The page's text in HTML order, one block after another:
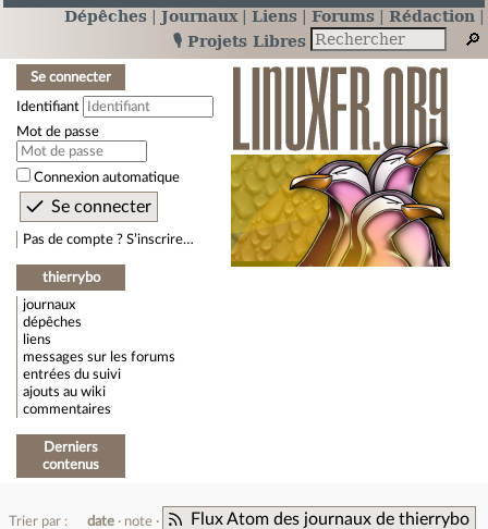
Dépêches Journaux Liens Forums
Rédaction
🎙️ Projets Libres
Se connecter
Identifiant
Mot de passe
Connexion automatique
Pas de compte ? S’inscrire…
thierrybo
journaux
dépêches
liens
messages sur les forums
entrées du suivi
ajouts au wiki
commentaires
Derniers
contenus
Flux Atom des journaux de thierrybo
Trier par : date
note